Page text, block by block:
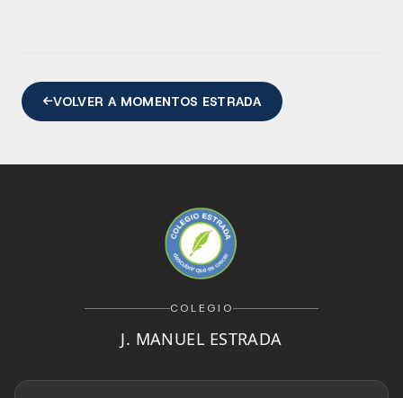
VOLVER A MOMENTOS ESTRADA
COLEGIO
J. MANUEL ESTRADA